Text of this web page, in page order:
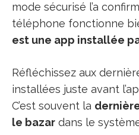
mode sécurisé l’a
téléphone fonctionne
est une app installée
Réfléchissez aux
installées juste avant
C’est souvent la
le bazar dans le